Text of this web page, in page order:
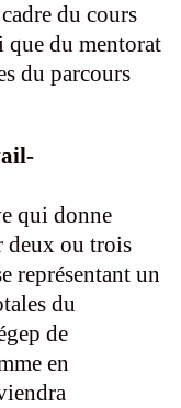
du cours
que du mentorat
du parcours
qui donne
deux ou trois
représentant un
du
de
en